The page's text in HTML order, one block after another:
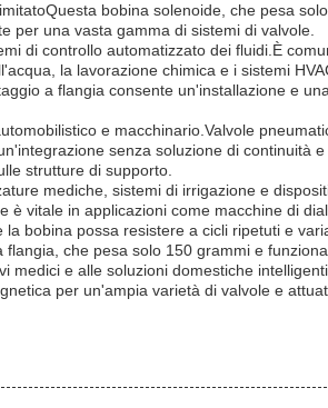
bobina solenoide, che pesa
per una vasta gamma di sistemi di valvole.
di controllo automatizzato dei fluidi.È
la lavorazione chimica e i sistemi
a flangia consente un'installazione e
e macchinario.Valvole
senza soluzione di continuità
strutture di supporto.
mediche, sistemi di irrigazione e
vitale in applicazioni come macchine di
bobina possa resistere a cicli ripetuti e
che pesa solo 150 grammi e
e alle soluzioni domestiche
per un'ampia varietà di valvole e